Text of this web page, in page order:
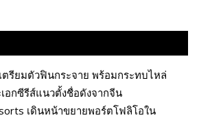
รียมตัวฟินกระจาย พร้อมกระทบไหล่
เอกซีรีส์แนวตั้งชื่อดังจากจีน
เดินหน้าขยายพอร์ตโฟลิโอใน